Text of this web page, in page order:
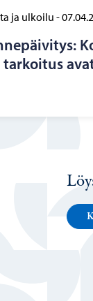
ja ulkoilu -